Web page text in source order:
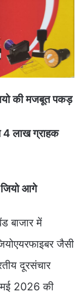
की मजबूत पकड़
4 लाख ग्राहक
जियो आगे
बाजार में
जैसी
दूरसंचार
मई 2026 की